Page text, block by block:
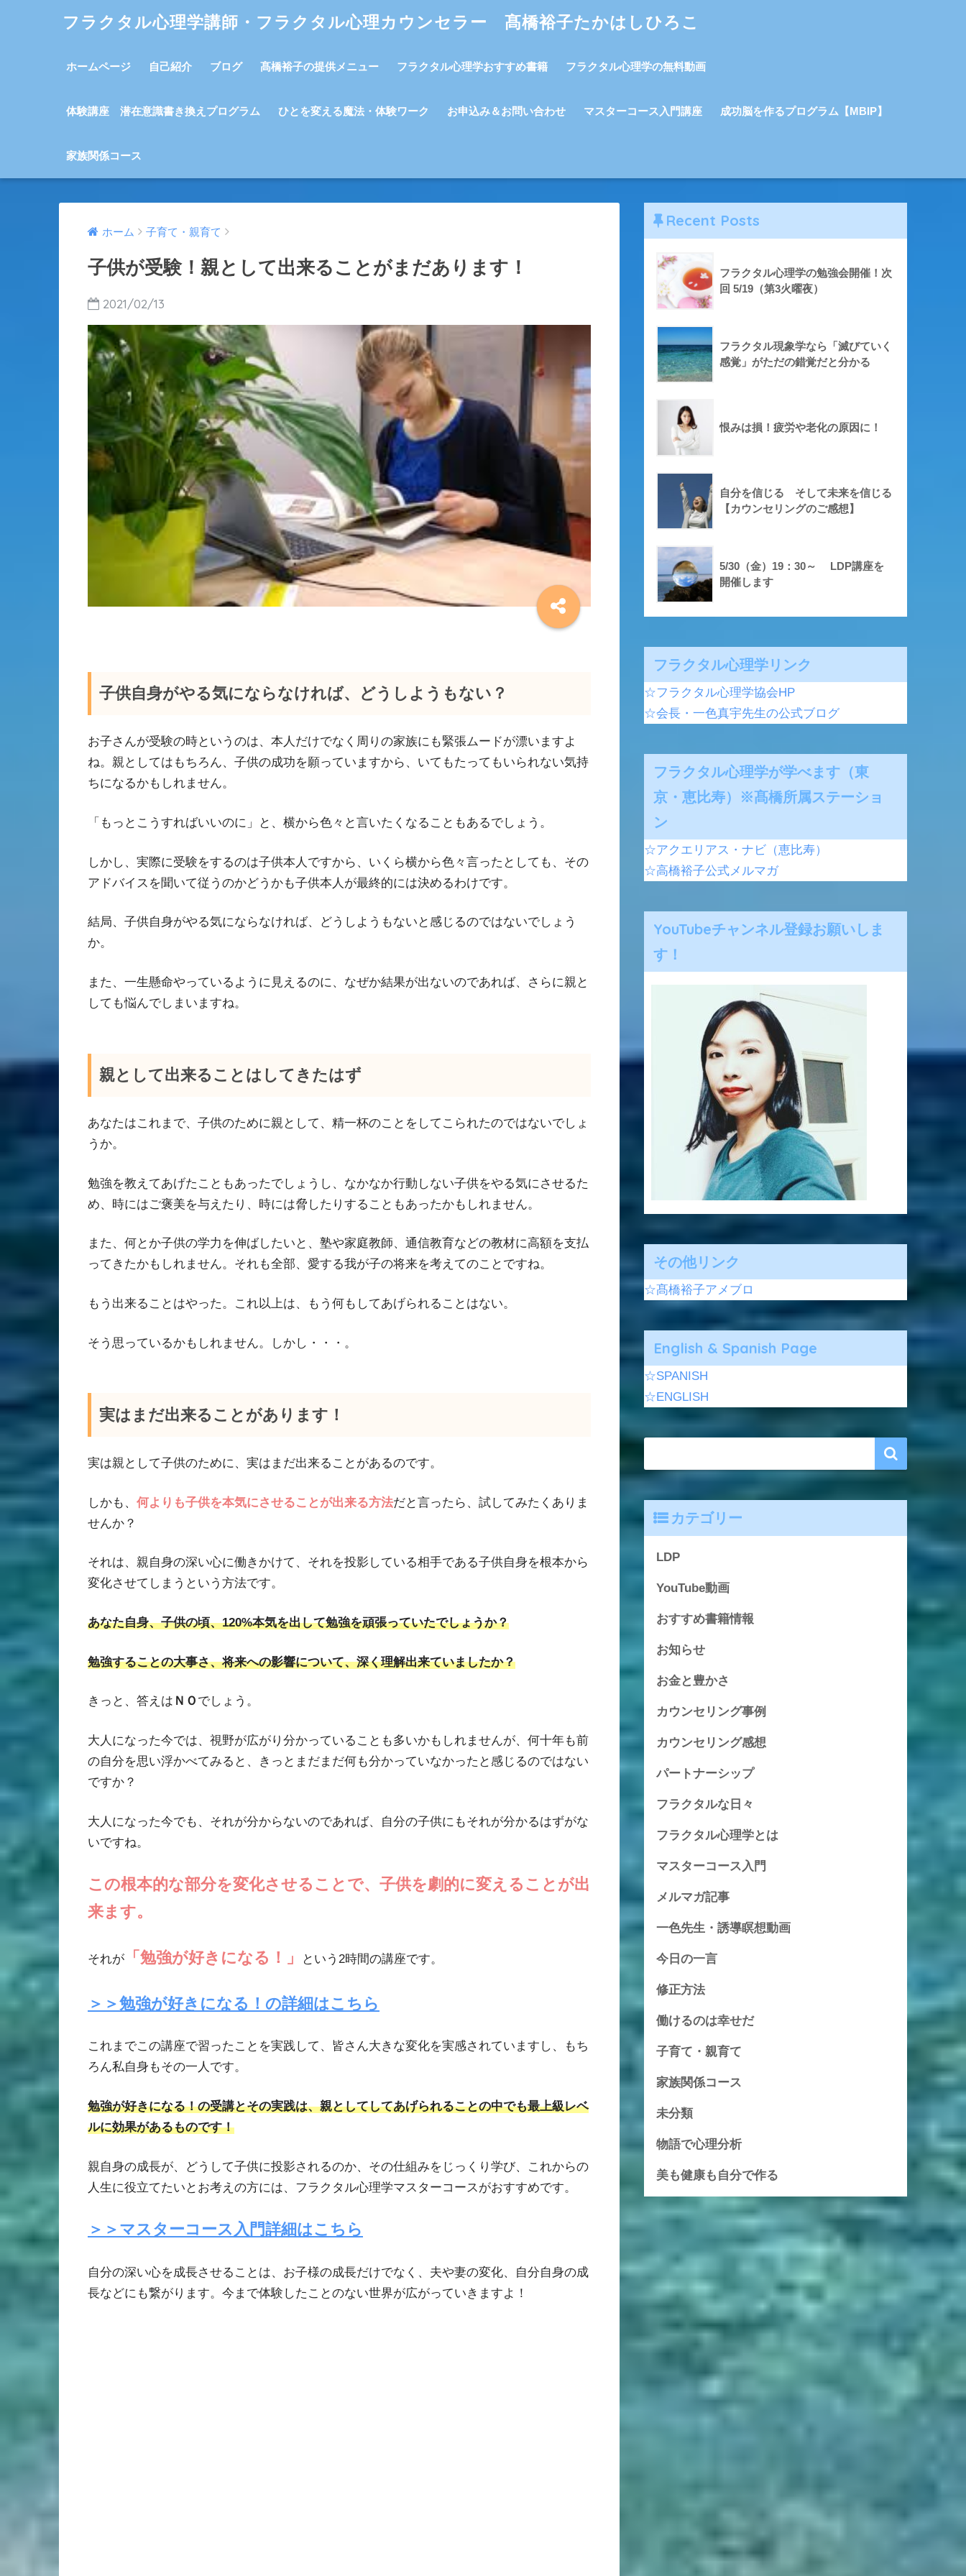
フラクタル心理学講師・フラクタル心理カウンセラー 髙橋裕子たかはしひろこ
ホームページ 自己紹介 ブログ 髙橋裕子の提供メニュー フラクタル心理学おすすめ書籍 フラクタル心理学の無料動画
体験講座 潜在意識書き換えプログラム ひとを変える魔法・体験ワーク お申込み＆お問い合わせ マスターコース入門講座 成功脳を作るプログラム【MBIP】
家族関係コース
ホーム 子育て・親育て
子供が受験！親として出来ることがまだあります！
2021/02/13
子供自身がやる気にならなければ、どうしようもない？
お子さんが受験の時というのは、本人だけでなく周りの家族にも緊張ムードが漂いますよ
ね。親としてはもちろん、子供の成功を願っていますから、いてもたってもいられない気持
ちになるかもしれません。
「もっとこうすればいいのに」と、横から色々と言いたくなることもあるでしょう。
しかし、実際に受験をするのは子供本人ですから、いくら横から色々言ったとしても、その
アドバイスを聞いて従うのかどうかも子供本人が最終的には決めるわけです。
結局、子供自身がやる気にならなければ、どうしようもないと感じるのではないでしょう
か。
また、一生懸命やっているように見えるのに、なぜか結果が出ないのであれば、さらに親と
しても悩んでしまいますね。
親として出来ることはしてきたはず
あなたはこれまで、子供のために親として、精一杯のことをしてこられたのではないでしょ
うか。
勉強を教えてあげたこともあったでしょうし、なかなか行動しない子供をやる気にさせるた
め、時にはご褒美を与えたり、時には脅したりすることもあったかもしれません。
また、何とか子供の学力を伸ばしたいと、塾や家庭教師、通信教育などの教材に高額を支払
ってきたかもしれません。それも全部、愛する我が子の将来を考えてのことですね。
もう出来ることはやった。これ以上は、もう何もしてあげられることはない。
そう思っているかもしれません。しかし・・・。
実はまだ出来ることがあります！
実は親として子供のために、実はまだ出来ることがあるのです。
しかも、 何よりも子供を本気にさせることが出来る方法だと言ったら、試してみたくありま
せんか？
それは、親自身の深い心に働きかけて、それを投影している相手である子供自身を根本から
変化させてしまうという方法です。
あなた自身、子供の頃、120%本気を出して勉強を頑張っていたでしょうか？
勉強することの大事さ、将来への影響について、深く理解出来ていましたか？
きっと、答えは ＮＯ でしょう。
大人になった今では、視野が広がり分かっていることも多いかもしれませんが、何十年も前
の自分を思い浮かべてみると、きっとまだまだ何も分かっていなかったと感じるのではない
ですか？
大人になった今でも、それが分からないのであれば、自分の子供にもそれが分かるはずがな
いですね。
この根本的な部分を変化させることで、子供を劇的に変えることが出
来ます。
それが 「勉強が好きになる！」 という2時間の講座です。
＞＞勉強が好きになる！の詳細はこちら
これまでこの講座で習ったことを実践して、皆さん大きな変化を実感されていますし、もち
ろん私自身もその一人です。
勉強が好きになる！の受講とその実践は、親としてしてあげられることの中でも最上級レベ
ルに効果があるものです！
親自身の成長が、どうして子供に投影されるのか、その仕組みをじっくり学び、これからの
人生に役立てたいとお考えの方には、フラクタル心理学マスターコースがおすすめです。
＞＞マスターコース入門詳細はこちら
自分の深い心を成長させることは、お子様の成長だけでなく、夫や妻の変化、自分自身の成
長などにも繋がります。今まで体験したことのない世界が広がっていきますよ！
Recent Posts
フラクタル心理学の勉強会開催！次
回 5/19（第3火曜夜）
フラクタル現象学なら「滅びていく
感覚」がただの錯覚だと分かる
恨みは損！疲労や老化の原因に！
自分を信じる そして未来を信じる
【カウンセリングのご感想】
5/30（金）19：30～ LDP講座を
開催します
フラクタル心理学リンク
☆フラクタル心理学協会HP
☆会長・一色真宇先生の公式ブログ
フラクタル心理学が学べます（東
京・恵比寿）※髙橋所属ステーショ
ン
☆アクエリアス・ナビ（恵比寿）
☆高橋裕子公式メルマガ
YouTubeチャンネル登録お願いしま
す！
その他リンク
☆髙橋裕子アメブロ
English & Spanish Page
☆SPANISH
☆ENGLISH
カテゴリー
LDP
YouTube動画
おすすめ書籍情報
お知らせ
お金と豊かさ
カウンセリング事例
カウンセリング感想
パートナーシップ
フラクタルな日々
フラクタル心理学とは
マスターコース入門
メルマガ記事
一色先生・誘導瞑想動画
今日の一言
修正方法
働けるのは幸せだ
子育て・親育て
家族関係コース
未分類
物語で心理分析
美も健康も自分で作る